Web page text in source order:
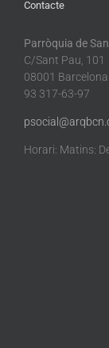
Contacte
Parròquia de
C/Sant Pau, 101
08001 Barcelona
93 317-63-97
Horari: Matins: